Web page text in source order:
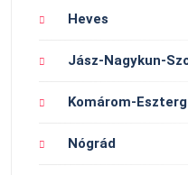
Heves
Jász-Nagykun-
Komárom-
Nógrád